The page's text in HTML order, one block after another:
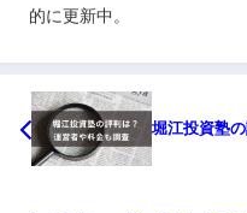
的に更新中。
堀江投資塾